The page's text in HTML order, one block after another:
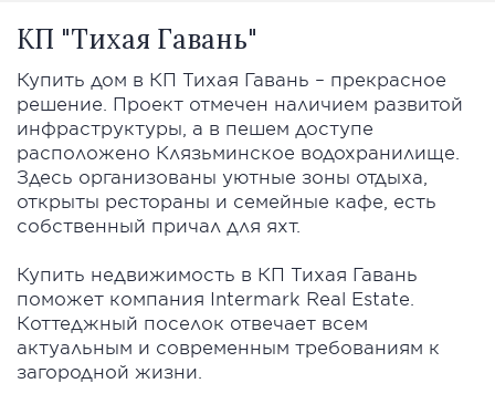
КП "Тихая Гавань"
Купить дом в КП Тихая Гавань – прекрасное
решение. Проект отмечен наличием развитой
инфраструктуры, а в пешем доступе
расположено Клязьминское водохранилище.
Здесь организованы уютные зоны отдыха,
открыты рестораны и семейные кафе, есть
собственный причал для яхт.
Купить недвижимость в КП Тихая Гавань
поможет компания Intermark Real Estate.
Коттеджный поселок отвечает всем
актуальным и современным требованиям к
загородной жизни.